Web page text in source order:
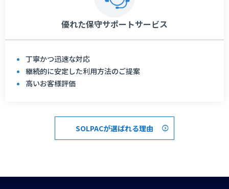
優れた保守サポートサービス
丁寧かつ迅速な対応
継続的に安定した利用方法のご提案
高いお客様評価
SOLPACが選ばれる理由